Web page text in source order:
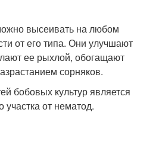
высеивать на любом
от его типа. Они улучшают
ее рыхлой, обогащают
сорняков.
бобовых культур является
от нематод.